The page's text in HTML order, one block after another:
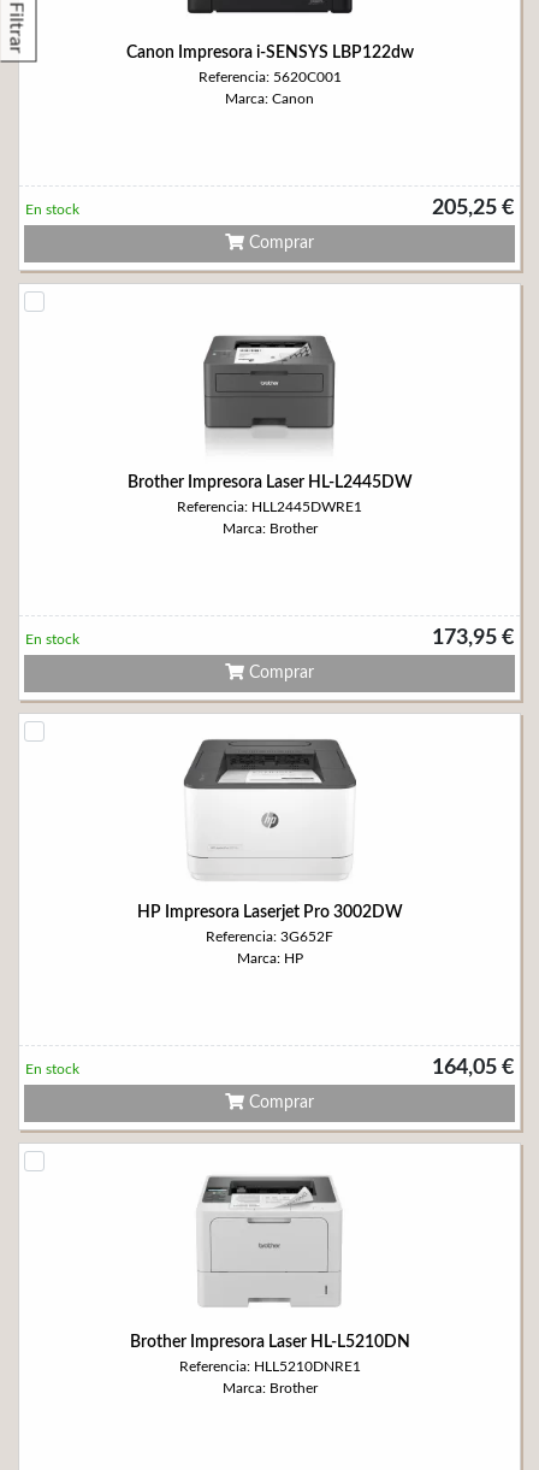
Filtrar Canon Impresora i-SENSYS LBP122dw
Referencia: 5620C001
Marca: Canon
205,25 €
En stock
Comprar
Brother Impresora Laser HL-L2445DW
Referencia: HLL2445DWRE1
Marca: Brother
173,95 €
En stock
Comprar
HP Impresora Laserjet Pro 3002DW
Referencia: 3G652F
Marca: HP
164,05 €
En stock
Comprar
Brother Impresora Laser HL-L5210DN
Referencia: HLL5210DNRE1
Marca: Brother